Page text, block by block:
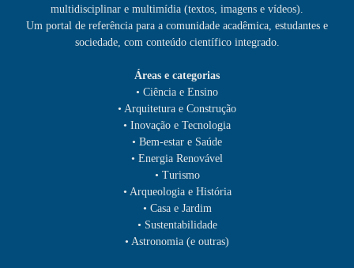
multidisciplinar e multimídia (textos, imagens e vídeos).
Um portal de referência para a comunidade acadêmica, estudantes e
sociedade, com conteúdo científico integrado.
Áreas e categorias
• Ciência e Ensino
• Arquitetura e Construção
• Inovação e Tecnologia
• Bem-estar e Saúde
• Energia Renovável
• Turismo
• Arqueologia e História
• Casa e Jardim
• Sustentabilidade
• Astronomia (e outras)